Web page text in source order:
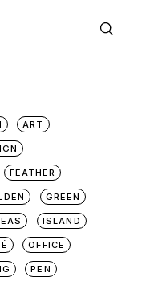
ART
FEATHER
GREEN
ISLAND
OFFICE
PEN